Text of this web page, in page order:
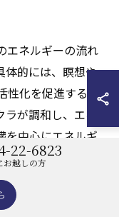
エネルギーの流れ
体的には、瞑想や
化を促進するこ
が調和し、エネ
を中心にエネルギ
、心臓への負担
ても、規則正し
エネルギーの流
22-6823
お越しの方